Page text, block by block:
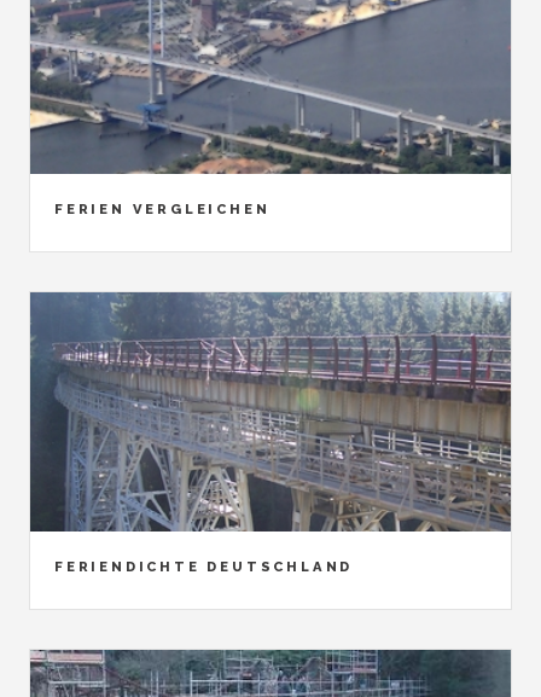
FERIEN VERGLEICHEN
FERIENDICHTE DEUTSCHLAND